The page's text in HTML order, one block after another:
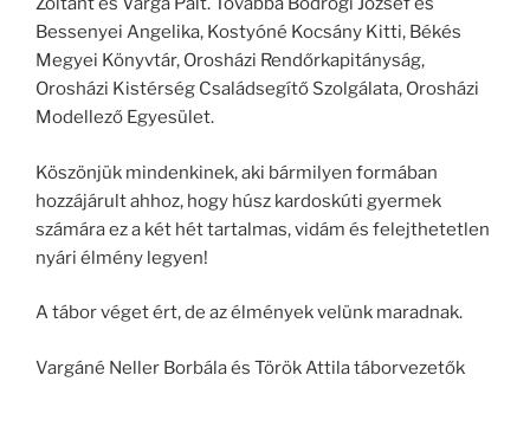
Bessenyei Angelika, Kostyóné Kocsány Kitti, Békés
Megyei Könyvtár, Orosházi Rendőrkapitányság,
Orosházi Kistérség Családsegítő Szolgálata, Orosházi
Modellező Egyesület.
Köszönjük mindenkinek, aki bármilyen formában
hozzájárult ahhoz, hogy húsz kardoskúti gyermek
számára ez a két hét tartalmas, vidám és felejthetetlen
nyári élmény legyen!
A tábor véget ért, de az élmények velünk maradnak.
Vargáné Neller Borbála és Török Attila táborvezetők